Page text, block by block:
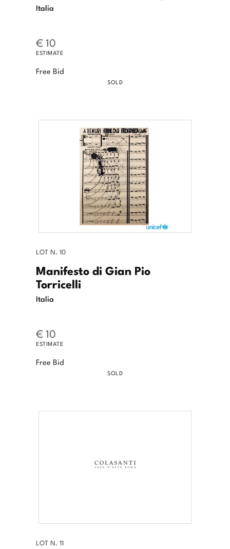
Italia
€ 10
ESTIMATE
Free Bid
SOLD
LOT N. 10
Manifesto di Gian Pio
Torricelli
Italia
€ 10
ESTIMATE
Free Bid
SOLD
LOT N. 11